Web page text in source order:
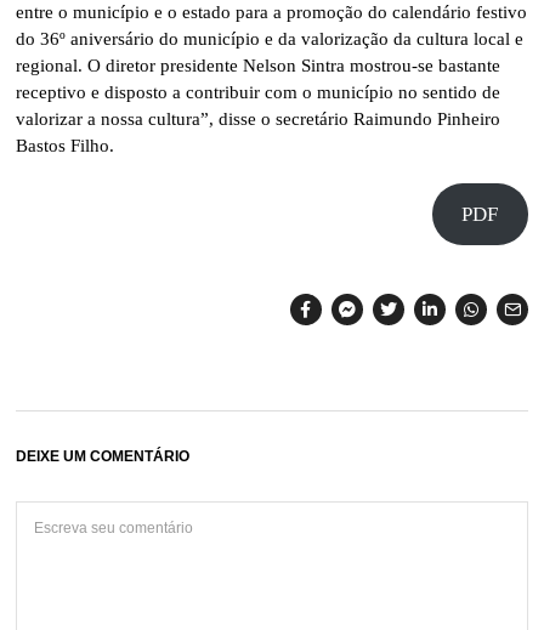
entre o município e o estado para a promoção do calendário festivo
do 36º aniversário do município e da valorização da cultura local e
regional. O diretor presidente Nelson Sintra mostrou-se bastante
receptivo e disposto a contribuir com o município no sentido de
valorizar a nossa cultura”, disse o secretário Raimundo Pinheiro
Bastos Filho.
PDF
DEIXE UM COMENTÁRIO